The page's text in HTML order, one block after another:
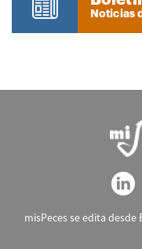
Noticias
misPeces se edita desde